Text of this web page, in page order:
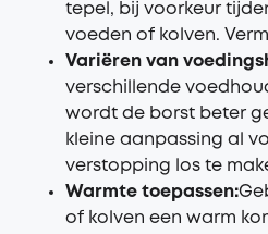
tepel, bij voorkeur
voeden of kolven.
Variëren van
verschillende
wordt de borst beter
kleine aanpassing al
verstopping los te
Warmte toepassen:
of kolven een warm